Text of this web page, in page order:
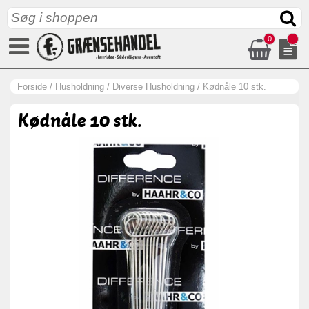
0
Forside / Husholdning / Diverse Husholdning / Kødnåle 10 stk.
Kødnåle 10 stk.